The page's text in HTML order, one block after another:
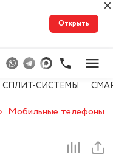
Открыть
СПЛИТ-СИСТЕМЫ
Мобильные телефоны